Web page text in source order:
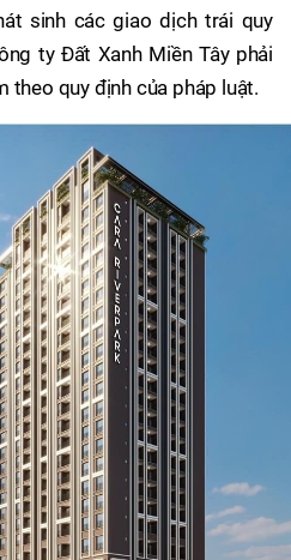
sinh các giao dịch trái quy
ty Đất Xanh Miền Tây phải
theo quy định của pháp luật.